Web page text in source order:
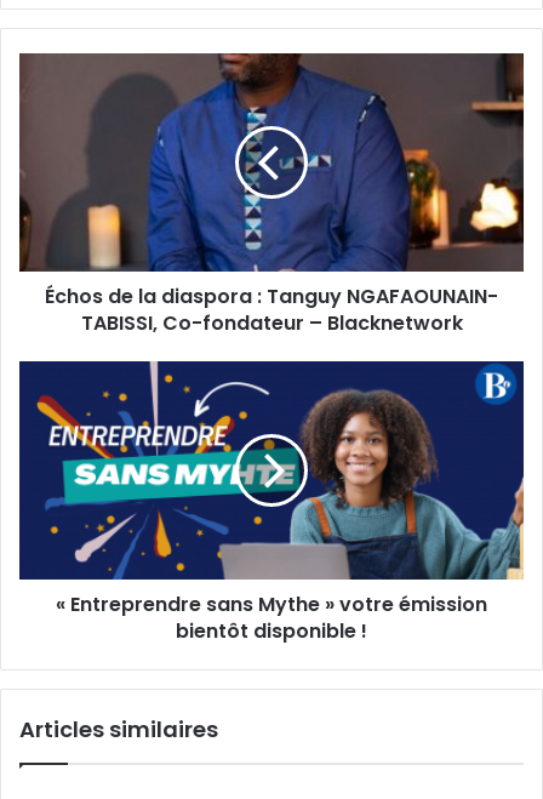
Tanguy
NGAFAOUNAIN-
TABISSI,
Co-
fondateur
Blacknetwork
Échos de la diaspora : Tanguy NGAFAOUNAIN-
TABISSI, Co-fondateur – Blacknetwork
sans
Mythe »
votre
émission
bientôt
disponible !
« Entreprendre sans Mythe » votre émission
bientôt disponible !
Articles similaires